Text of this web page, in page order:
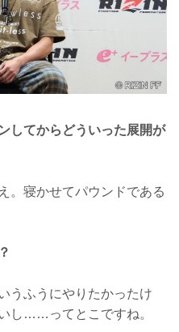
してからどういった展開が
。寝かせてパウンドである
うふうにやりたかったけ
し……ってとこですね。